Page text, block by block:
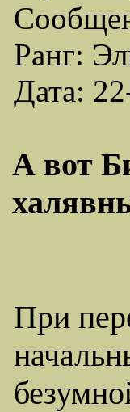
Ранг:
Дата:
А вот
При